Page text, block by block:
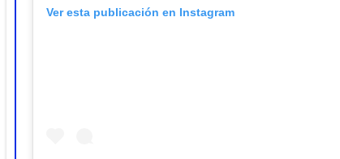
Ver esta publicación en Instagram